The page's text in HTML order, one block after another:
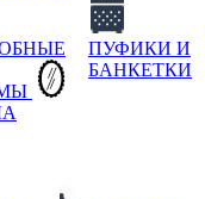
ПУФИКИ И
БАНКЕТКИ